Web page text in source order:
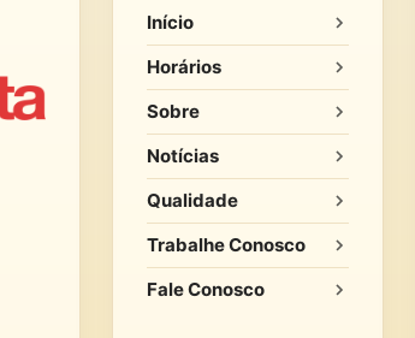
Início
Horários
Sobre
Notícias
Qualidade
Trabalhe Conosco
Fale Conosco